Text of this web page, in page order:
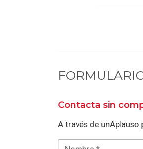
Contacta sin
A través de unAplauso